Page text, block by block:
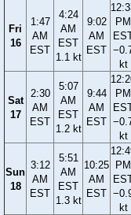
Fri
16
1:47
AM
EST
4:24
AM
EST
1.1 kt
9:02
AM
EST
PM
kt
Sat
17
2:30
AM
EST
5:07
AM
EST
1.2 kt
9:44
AM
EST
PM
kt
Sun
18
3:12
AM
EST
5:51
AM
EST
1.3 kt
10:25
AM
EST
PM
kt